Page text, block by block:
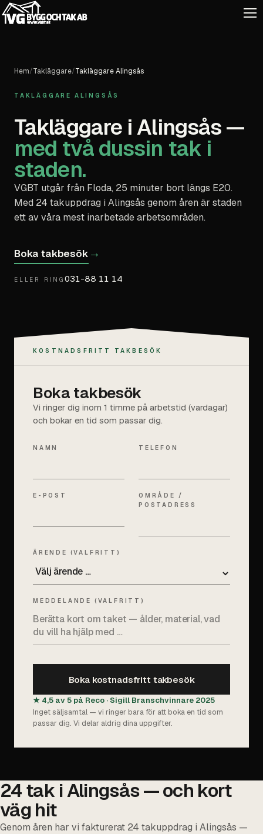
Hem/Takläggare/Takläggare Alingsås
TAKLÄGGARE ALINGSÅS
Takläggare i Alingsås —
med två dussin tak i
staden.
VGBT utgår från Floda, 25 minuter bort längs E20.
Med 24 takuppdrag i Alingsås genom åren är staden
ett av våra mest inarbetade arbetsområden.
Boka takbesök →
ELLER RING 031-88 11 14
KOSTNADSFRITT TAKBESÖK
Boka takbesök
Vi ringer dig inom 1 timme på arbetstid (vardagar)
och bokar en tid som passar dig.
NAMN TELEFON
E-POST
OMRÅDE /
POSTADRESS
ÄRENDE (VALFRITT)
MEDDELANDE (VALFRITT)
Boka kostnadsfritt takbesök
★ 4,5 av 5 på Reco · Sigill Branschvinnare 2025
Inget säljsamtal — vi ringer bara för att boka en tid som
passar dig. Vi delar aldrig dina uppgifter.
24 tak i Alingsås — och kort
väg hit
Genom åren har vi fakturerat 24 takuppdrag i Alingsås —